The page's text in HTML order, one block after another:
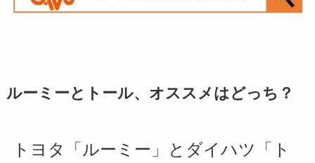
ルーミーとトール、オススメはどっち？
トヨタ「ルーミー」とダイハツ「ト